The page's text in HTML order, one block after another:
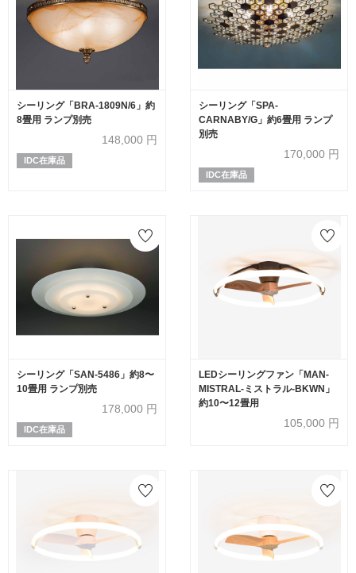
シーリング「BRA-1809N/6」約
8畳用 ランプ別売
148,000 円
IDC在庫品
シーリング「SPA-
CARNABY/G」約6畳用 ランプ
別売
170,000 円
IDC在庫品
シーリング「SAN-5486」約8〜
10畳用 ランプ別売
178,000 円
IDC在庫品
LEDシーリングファン「MAN-
MISTRAL-ミストラル-BKWN」
約10〜12畳用
105,000 円